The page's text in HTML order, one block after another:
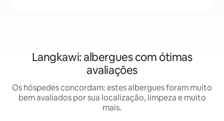
Langkawi: albergues com ótimas
avaliações
Os hóspedes concordam: estes albergues foram muito
bem avaliados por sua localização, limpeza e muito
mais.